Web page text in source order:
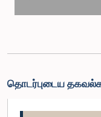
தொடர்புடைய